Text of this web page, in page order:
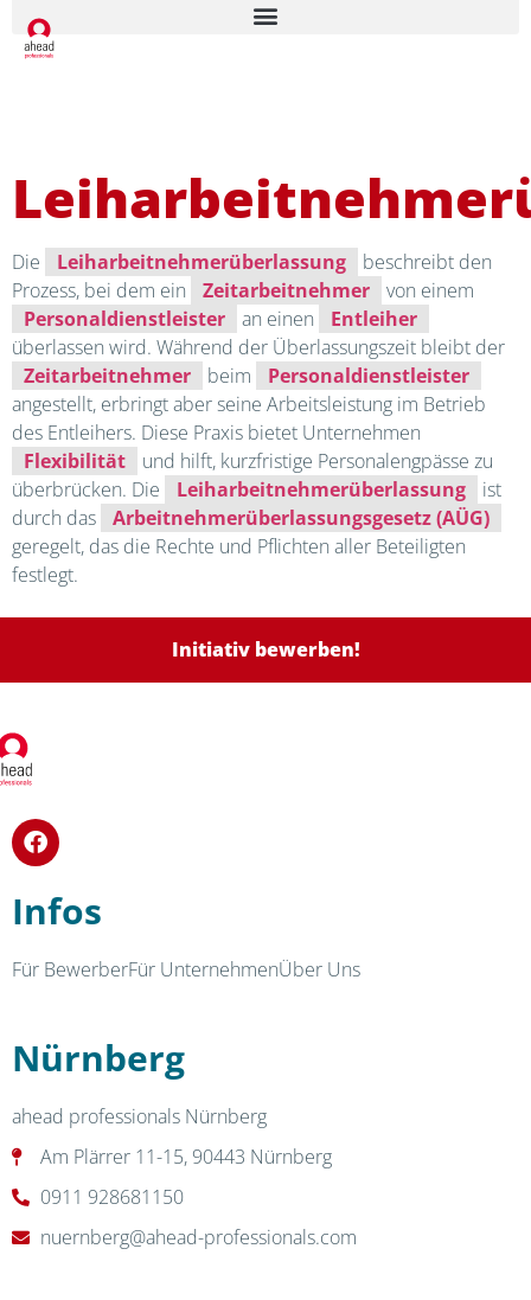
Die Leiharbeitnehmerüberlassung
beschreibt den
Prozess, bei dem ein
Zeitarbeitnehmer
von einem
Personaldienstleister
an einen
Entleiher
überlassen wird. Während der Überlassungszeit bleibt der
Zeitarbeitnehmer
beim
Personaldienstleister
angestellt, erbringt aber seine Arbeitsleistung im Betrieb
des Entleihers. Diese Praxis bietet Unternehmen
Flexibilität
und hilft, kurzfristige Personalengpässe zu
überbrücken. Die
Leiharbeitnehmerüberlassung
ist
durch das
Arbeitnehmerüberlassungsgesetz (AÜG)
geregelt, das die Rechte und Pflichten aller Beteiligten
festlegt.
Initiativ bewerben!
Infos
Für BewerberFür UnternehmenÜber Uns
Nürnberg
ahead professionals Nürnberg
Am Plärrer 11-15, 90443 Nürnberg
0911 928681150
nuernberg@ahead-professionals.com